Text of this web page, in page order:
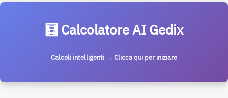
🧮 Calcolatore AI Gedix
Calcoli intelligenti → Clicca qui per iniziare